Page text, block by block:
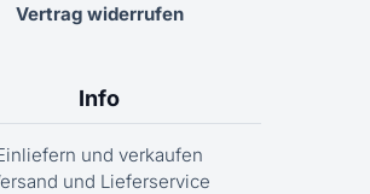
Vertrag widerrufen
Info
und verkaufen
und Lieferservice